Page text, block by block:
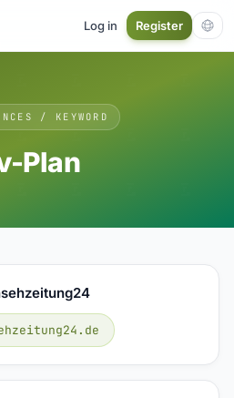
Log in Register
/ KEYWORD
Plan